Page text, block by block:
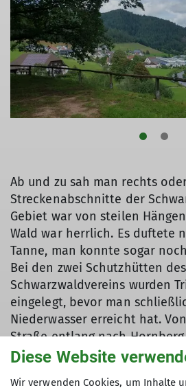
Ab und zu sah man rechts
Streckenabschnitte der
Gebiet war von steilen
Wald war herrlich. Es duftete
Tanne, man konnte sogar
Bei den zwei Schutzhütten des
Schwarzwaldvereins wurden
eingelegt, bevor man
Niederwasser erreicht hat.
Straße entlang nach
zurück nach Biberach. Bei der
Diese Website
Wir verwenden Cookies, um Inhalte